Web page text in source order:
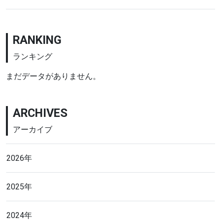
RANKING
ランキング
まだデータがありません。
ARCHIVES
アーカイブ
2026年
2025年
2024年